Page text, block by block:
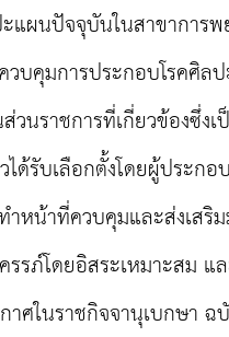
แผนปัจจุบันในสาขาการ
วบคุมการประกอบโรคศิ
วนราชการที่เกี่ยวข้องซึ่
ได้รับเลือกตั้งโดยผู้ประก
ำหน้าที่ควบคุมและส่งเส
รรภ์โดยอิสระเหมาะสม
าศในราชกิจจานุเบกษา